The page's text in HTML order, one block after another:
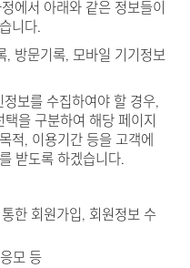
에서 아래와 같은 정보들이
니다.
, 방문기록, 모바일 기기정보
보를 수집하여야 할 경우,
을 구분하여 해당 페이지
적, 이용기간 등을 고객에
받도록 하겠습니다.
한 회원가입, 회원정보 수
모 등